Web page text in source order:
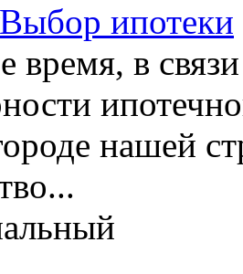
Выбор ипотеки
время, в
нашей